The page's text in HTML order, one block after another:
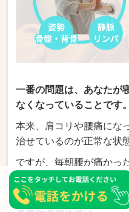
一番の問題は、あなたが
なくなっていることです。
本来、肩コリや腰痛にな
治せているのが正常な状
ですが、毎朝腰が痛かっ
る、しびれが出てくると
が一番の問題です。